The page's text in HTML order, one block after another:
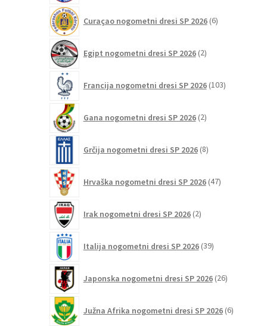
Curaçao nogometni dresi SP 2026 6izdelkov
Egipt nogometni dresi SP 2026 2izdelka
Francija nogometni dresi SP 2026 103izdelki
Gana nogometni dresi SP 2026 2izdelka
Grčija nogometni dresi SP 2026 8izdelkov
Hrvaška nogometni dresi SP 2026 47izdelkov
Irak nogometni dresi SP 2026 2izdelka
Italija nogometni dresi SP 2026 39izdelkov
Japonska nogometni dresi SP 2026 26izdelkov
Južna Afrika nogometni dresi SP 2026 6izdelkov